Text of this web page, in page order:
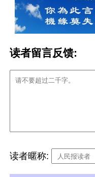
读者留言反馈:
读者暱称: